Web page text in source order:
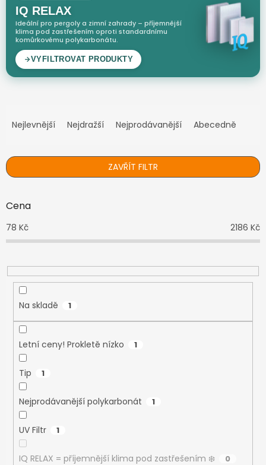
a
n
í
r
d
u
t
ů
Nejlevnější Nejdražší Nejprodávanější Abecedně
ZAVŘÍT FILTR
Cena
78 Kč 2186 Kč
Na skladě 1
Letní ceny! Prokletě nízko 1
Tip 1
Nejprodávanější polykarbonát 1
UV Filtr 1
IQ RELAX = příjemnější klima pod zastřešením ❄️ 0